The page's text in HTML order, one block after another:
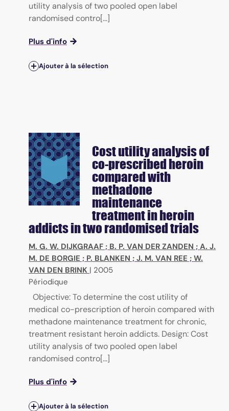
utility analysis of two pooled open label
randomised contro[...]
Plus d'info
Ajouter à la sélection
Cost utility analysis of
co-prescribed heroin
compared with
methadone
maintenance
treatment in heroin
addicts in two randomised trials
M. G. W. DIJKGRAAF ; B. P. VAN DER ZANDEN ; A. J.
M. DE BORGIE ; P. BLANKEN ; J. M. VAN REE ; W.
VAN DEN BRINK | 2005
Périodique
Objective: To determine the cost utility of
medical co-prescription of heroin compared with
methadone maintenance treatment for chronic,
treatment resistant heroin addicts. Design: Cost
utility analysis of two pooled open label
randomised contro[...]
Plus d'info
Ajouter à la sélection